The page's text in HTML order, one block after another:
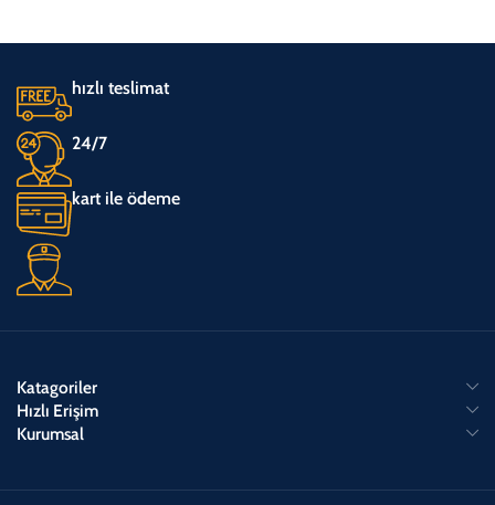
hızlı teslimat
24/7
kart ile ödeme
Katagoriler
Hızlı Erişim
Kurumsal